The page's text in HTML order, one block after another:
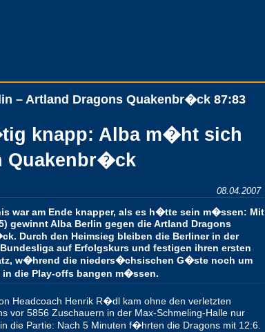
– Artland Dragons Quakenbr�ck 87:83
knapp: Alba m�ht sich
Quakenbr�ck
08.04.2007
war am Ende knapper, als es h�tte sein m�ssen: Mit
gewinnt Alba Berlin gegen die Artland Dragons
Durch den Heimsieg bleiben die Berliner in der
auf Erfolgskurs und festigen ihren ersten
w�hrend die nieders�chsischen G�ste noch um
in die Play-offs bangen m�ssen.
Headcoach Henrik R�dl kam ohne den verletzten
vor 5856 Zuschauern in der Max-Schmeling-Halle nur
die Partie: Nach 5 Minuten f�hrten die Dragons mit 12:6.